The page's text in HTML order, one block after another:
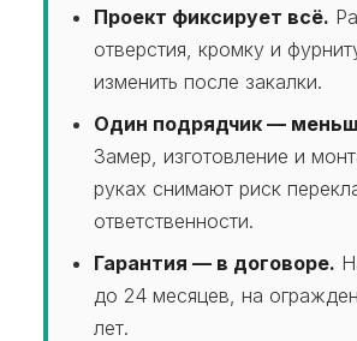
Проект фиксирует всё.
отверстия, кромку и
изменить после закалки.
Один подрядчик —
Замер, изготовление и
руках снимают риск
ответственности.
Гарантия — в договоре.
до 24 месяцев, на
лет.